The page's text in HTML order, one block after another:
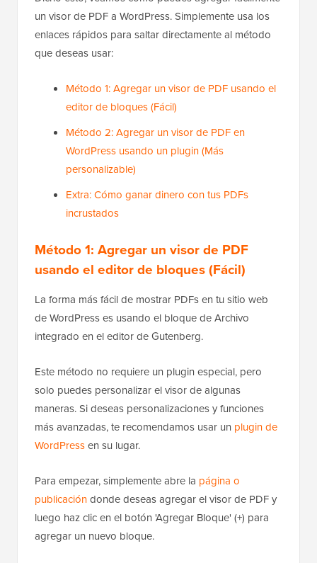
un visor de PDF a WordPress. Simplemente usa los
enlaces rápidos para saltar directamente al método
que deseas usar:
Método 1: Agregar un visor de PDF usando el
editor de bloques (Fácil)
Método 2: Agregar un visor de PDF en
WordPress usando un plugin (Más
personalizable)
Extra: Cómo ganar dinero con tus PDFs
incrustados
Método 1: Agregar un visor de PDF
usando el editor de bloques (Fácil)
La forma más fácil de mostrar PDFs en tu sitio web
de WordPress es usando el bloque de Archivo
integrado en el editor de Gutenberg.
Este método no requiere un plugin especial, pero
solo puedes personalizar el visor de algunas
maneras. Si deseas personalizaciones y funciones
más avanzadas, te recomendamos usar un plugin de
WordPressen su lugar.
Para empezar, simplemente abre la página o
publicacióndonde deseas agregar el visor de PDF y
luego haz clic en el botón 'Agregar Bloque' (+) para
agregar un nuevo bloque.